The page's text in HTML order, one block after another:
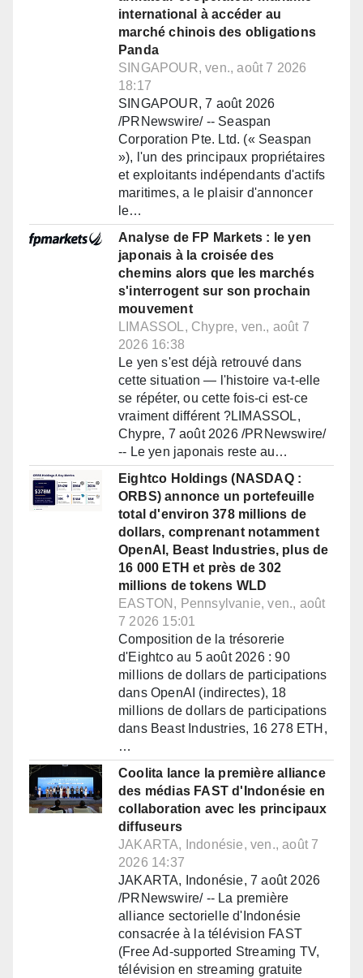
international à accéder au
marché chinois des obligations
Panda
SINGAPOUR, ven., août 7 2026
18:17
SINGAPOUR, 7 août 2026
/PRNewswire/ -- Seaspan
Corporation Pte. Ltd. (« Seaspan
»), l'un des principaux propriétaires
et exploitants indépendants d'actifs
maritimes, a le plaisir d'annoncer
le…
Analyse de FP Markets : le yen
japonais à la croisée des
chemins alors que les marchés
s'interrogent sur son prochain
mouvement
LIMASSOL, Chypre, ven., août 7
2026 16:38
Le yen s'est déjà retrouvé dans
cette situation — l'histoire va-t-elle
se répéter, ou cette fois-ci est-ce
vraiment différent ?LIMASSOL,
Chypre, 7 août 2026 /PRNewswire/
-- Le yen japonais reste au…
Eightco Holdings (NASDAQ :
ORBS) annonce un portefeuille
total d'environ 378 millions de
dollars, comprenant notamment
OpenAI, Beast Industries, plus de
16 000 ETH et près de 302
millions de tokens WLD
EASTON, Pennsylvanie, ven., août
7 2026 15:01
Composition de la trésorerie
d'Eightco au 5 août 2026 : 90
millions de dollars de participations
dans OpenAI (indirectes), 18
millions de dollars de participations
dans Beast Industries, 16 278 ETH,
…
Coolita lance la première alliance
des médias FAST d'Indonésie en
collaboration avec les principaux
diffuseurs
JAKARTA, Indonésie, ven., août 7
2026 14:37
JAKARTA, Indonésie, 7 août 2026
/PRNewswire/ -- La première
alliance sectorielle d'Indonésie
consacrée à la télévision FAST
(Free Ad-supported Streaming TV,
télévision en streaming gratuite